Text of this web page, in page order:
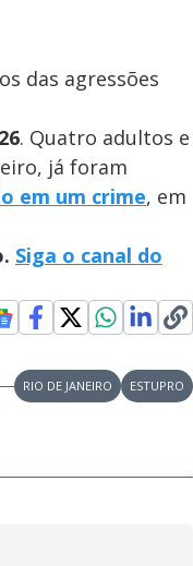
das agressões
. Quatro adultos e
já foram
em um crime, em
Siga o canal do
RIO DE JANEIRO ESTUPRO